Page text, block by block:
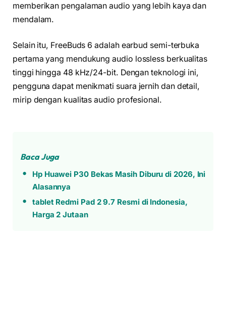
memberikan pengalaman audio yang lebih kaya dan
mendalam.
Selain itu, FreeBuds 6 adalah earbud semi-terbuka
pertama yang mendukung audio lossless berkualitas
tinggi hingga 48 kHz/24-bit. Dengan teknologi ini,
pengguna dapat menikmati suara jernih dan detail,
mirip dengan kualitas audio profesional.
Baca Juga
Hp Huawei P30 Bekas Masih Diburu di 2026, Ini
Alasannya
tablet Redmi Pad 2 9.7 Resmi di Indonesia,
Harga 2 Jutaan